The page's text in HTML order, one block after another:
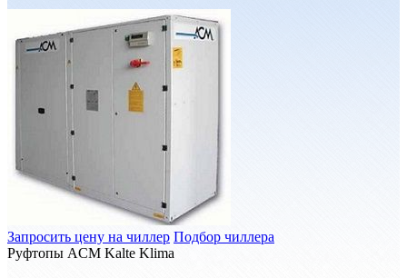
Запросить цену на чиллер Подбор чиллера
Руфтопы ACM Kalte Klima